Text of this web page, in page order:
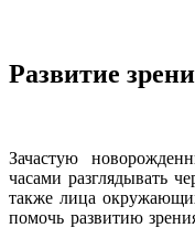
Развитие
Зачастую
часами разглядывать
также лица
помочь развитию